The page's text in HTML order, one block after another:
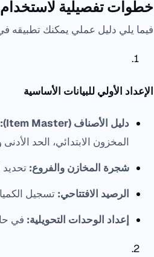
خطوات تفصيلية لاستخدام SMACC في إدارة المخزون
فيما يلي دليل عملي يمكنك تطبيقه
الإعداد الأولي للبيانات الأساسية
دليل الأصناف (Item Master):
المخزون الابتدائي، الحد
شجرة المخازن والفروع:
الرصيد الافتتاحي: تسجيل
إعداد الوحدات التحويلية: في